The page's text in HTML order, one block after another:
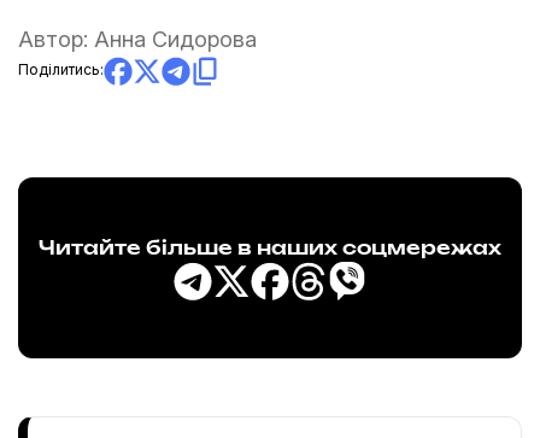
Автор: Анна Сидорова
Поділитись:
Читайте більше в наших соцмережах